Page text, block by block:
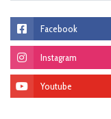
Facebook
Instagram
Youtube